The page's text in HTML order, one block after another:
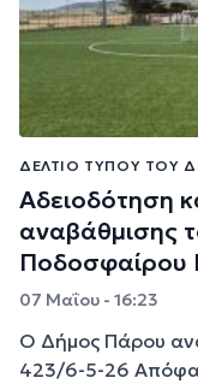
ΔΕΛΤΊΟ ΤΎΠΟΥ ΤΟΥ
Αδειοδότηση
αναβάθμισης
07 Μαΐου - 16:23
Ο Δήμος Πάρου
423/6-5-26